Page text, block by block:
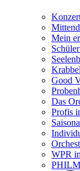
Mein
Good
Das
Profis
WPR